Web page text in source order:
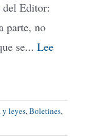
Editor:
parte, no
se... Lee
y leyes, Boletines,